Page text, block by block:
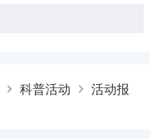
科普活动
活动报